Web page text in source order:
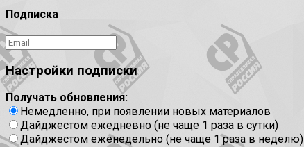
Подписка
Настройки подписки
Получать обновления:
Немедленно, при появлении новых материалов
Дайджестом ежедневно (не чаще 1 раза в сутки)
Дайджестом еженедельно (не чаще 1 раза в неделю)